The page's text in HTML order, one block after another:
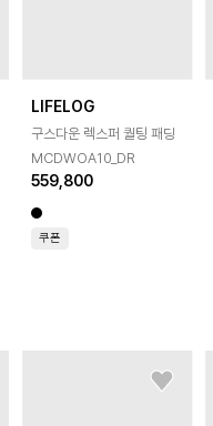
LIFELOG
구스다운 렉스퍼 퀄팅 패딩
MCDWOA10_DR
559,800
쿠폰